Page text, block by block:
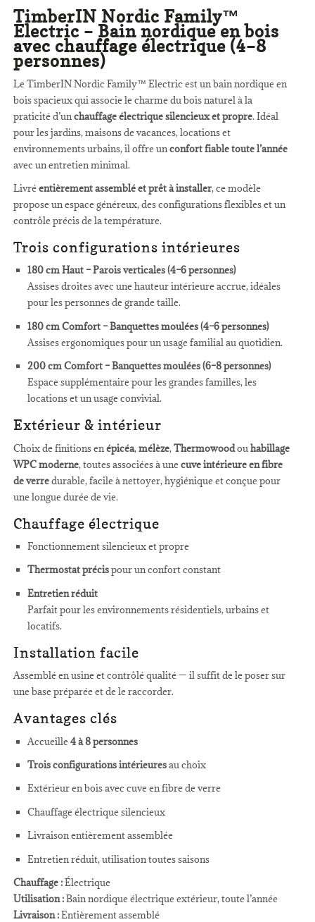
TimberIN Nordic Family™
Electric – Bain nordique en bois
avec chauffage électrique (4–8
personnes)
Le TimberIN Nordic Family™ Electric est un bain nordique en
bois spacieux qui associe le charme du bois naturel à la
praticité d’unchauffage électrique silencieux et propre. Idéal
pour les jardins, maisons de vacances, locations et
environnements urbains, il offre unconfort fiable toute l’année
avec un entretien minimal.
Livréentièrement assemblé et prêt à installer, ce modèle
propose un espace généreux, des configurations flexibles et un
contrôle précis de la température.
Trois configurations intérieures
180 cm Haut – Parois verticales (4–6 personnes)
Assises droites avec une hauteur intérieure accrue, idéales
pour les personnes de grande taille.
180 cm Comfort – Banquettes moulées (4–6 personnes)
Assises ergonomiques pour un usage familial au quotidien.
200 cm Comfort – Banquettes moulées (6–8 personnes)
Espace supplémentaire pour les grandes familles, les
locations et un usage convivial.
Extérieur & intérieur
Choix de finitions enépicéa,mélèze,Thermowoodouhabillage
WPC moderne, toutes associées à unecuve intérieure en fibre
de verredurable, facile à nettoyer, hygiénique et conçue pour
une longue durée de vie.
Chauffage électrique
Fonctionnement silencieux et propre
Thermostat précispour un confort constant
Entretien réduit
Parfait pour les environnements résidentiels, urbains et
locatifs.
Installation facile
Assemblé en usine et contrôlé qualité — il suffit de le poser sur
une base préparée et de le raccorder.
Avantages clés
Accueille4 à 8 personnes
Trois configurations intérieuresau choix
Extérieur en bois avec cuve en fibre de verre
Chauffage électrique silencieux
Livraison entièrement assemblée
Entretien réduit, utilisation toutes saisons
Chauffage :Électrique
Utilisation :Bain nordique électrique extérieur, toute l’année
Livraison :Entièrement assemblé